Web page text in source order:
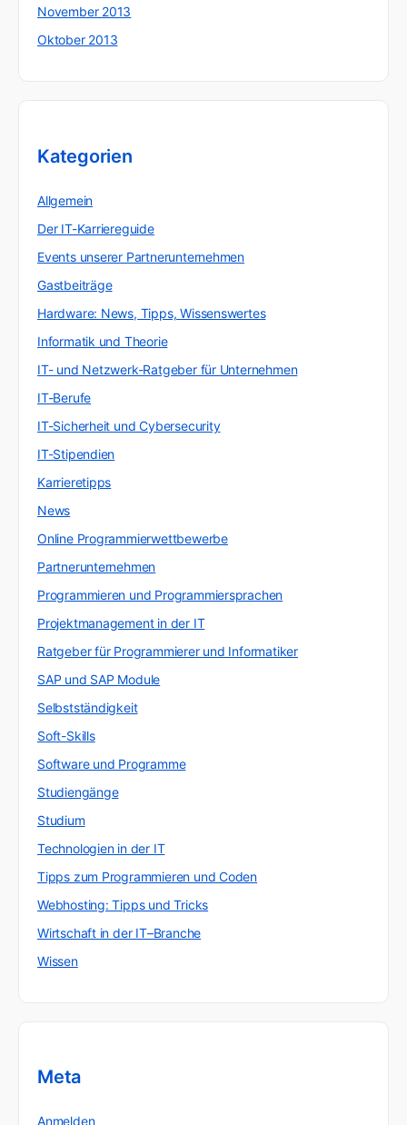
November 2013
Oktober 2013
Kategorien
Allgemein
Der IT-Karriereguide
Events unserer Partnerunternehmen
Gastbeiträge
Hardware: News, Tipps, Wissenswertes
Informatik und Theorie
IT- und Netzwerk-Ratgeber für Unternehmen
IT-Berufe
IT-Sicherheit und Cybersecurity
IT-Stipendien
Karrieretipps
News
Online Programmierwettbewerbe
Partnerunternehmen
Programmieren und Programmiersprachen
Projektmanagement in der IT
Ratgeber für Programmierer und Informatiker
SAP und SAP Module
Selbstständigkeit
Soft-Skills
Software und Programme
Studiengänge
Studium
Technologien in der IT
Tipps zum Programmieren und Coden
Webhosting: Tipps und Tricks
Wirtschaft in der IT–Branche
Wissen
Meta
Anmelden